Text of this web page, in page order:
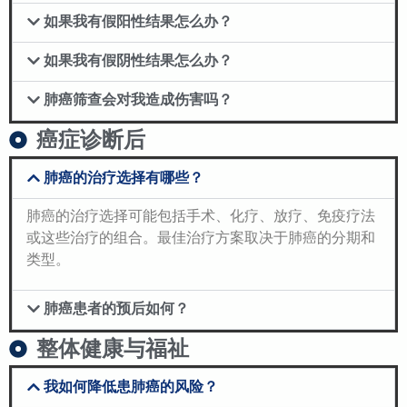
如果我有假阳性结果怎么办？
如果我有假阴性结果怎么办？
肺癌筛查会对我造成伤害吗？
癌症诊断后
肺癌的治疗选择有哪些？
肺癌的治疗选择可能包括手术、化疗、放疗、免疫疗法
或这些治疗的组合。最佳治疗方案取决于肺癌的分期和
类型。
肺癌患者的预后如何？
整体健康与福祉
我如何降低患肺癌的风险？